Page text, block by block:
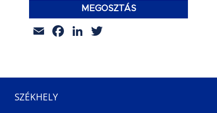
MEGOSZTÁS
EmailFacebook
LinkedIn
SZÉKHELY